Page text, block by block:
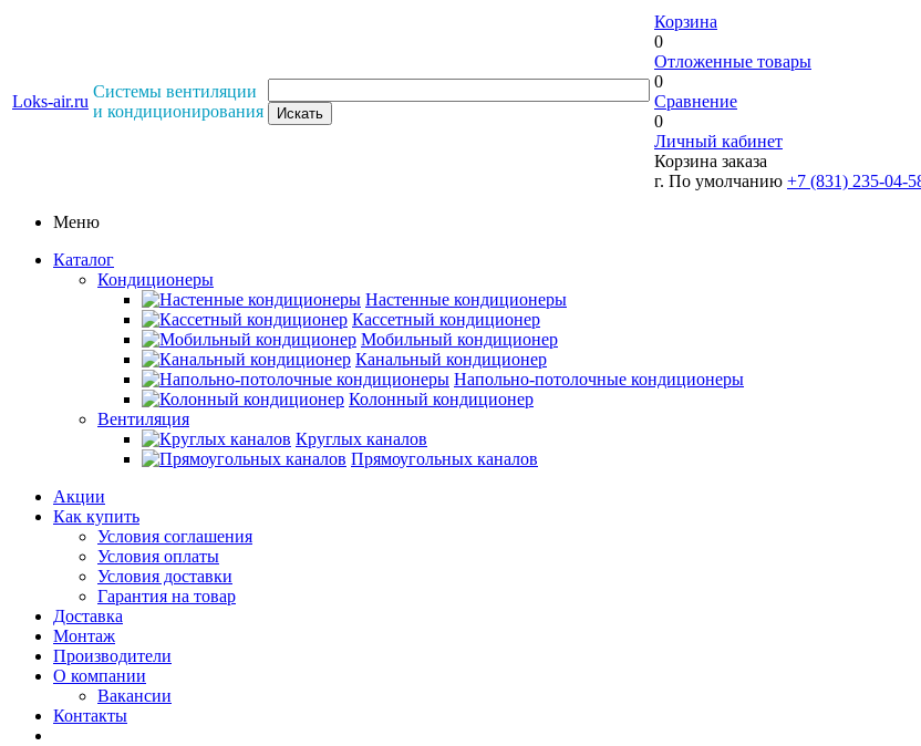
Loks-air.ru
Системы вентиляции
и кондиционирования
Корзина
0
Отложенные товары
0
Сравнение
0
Личный кабинет
Корзина заказа
г. По умолчанию +7 (831) 235-04-
Меню
Каталог
Кондиционеры
Настенные кондиционеры
Кассетный кондиционер
Мобильный кондиционер
Канальный кондиционер
Напольно-потолочные кондиционеры
Колонный кондиционер
Вентиляция
Круглых каналов
Прямоугольных каналов
Акции
Как купить
Условия соглашения
Условия оплаты
Условия доставки
Гарантия на товар
Доставка
Монтаж
Производители
О компании
Вакансии
Контакты